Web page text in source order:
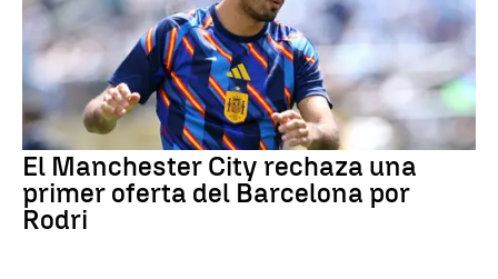
El Manchester City rechaza una
primer oferta del Barcelona por
Rodri